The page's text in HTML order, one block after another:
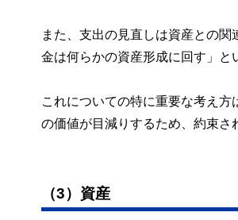
また、支出の見直しは資産との
金は何らかの資産形成に回す」と
これについての特に重要な考え
の価値が目減りするため、約束さ
（3）資産